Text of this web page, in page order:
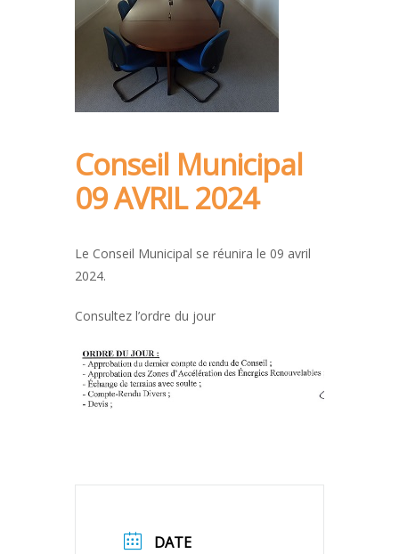
Conseil Municipal
09 AVRIL 2024
Le Conseil Municipal se réunira le 09 avril
2024.
Consultez l’ordre du jour
DATE